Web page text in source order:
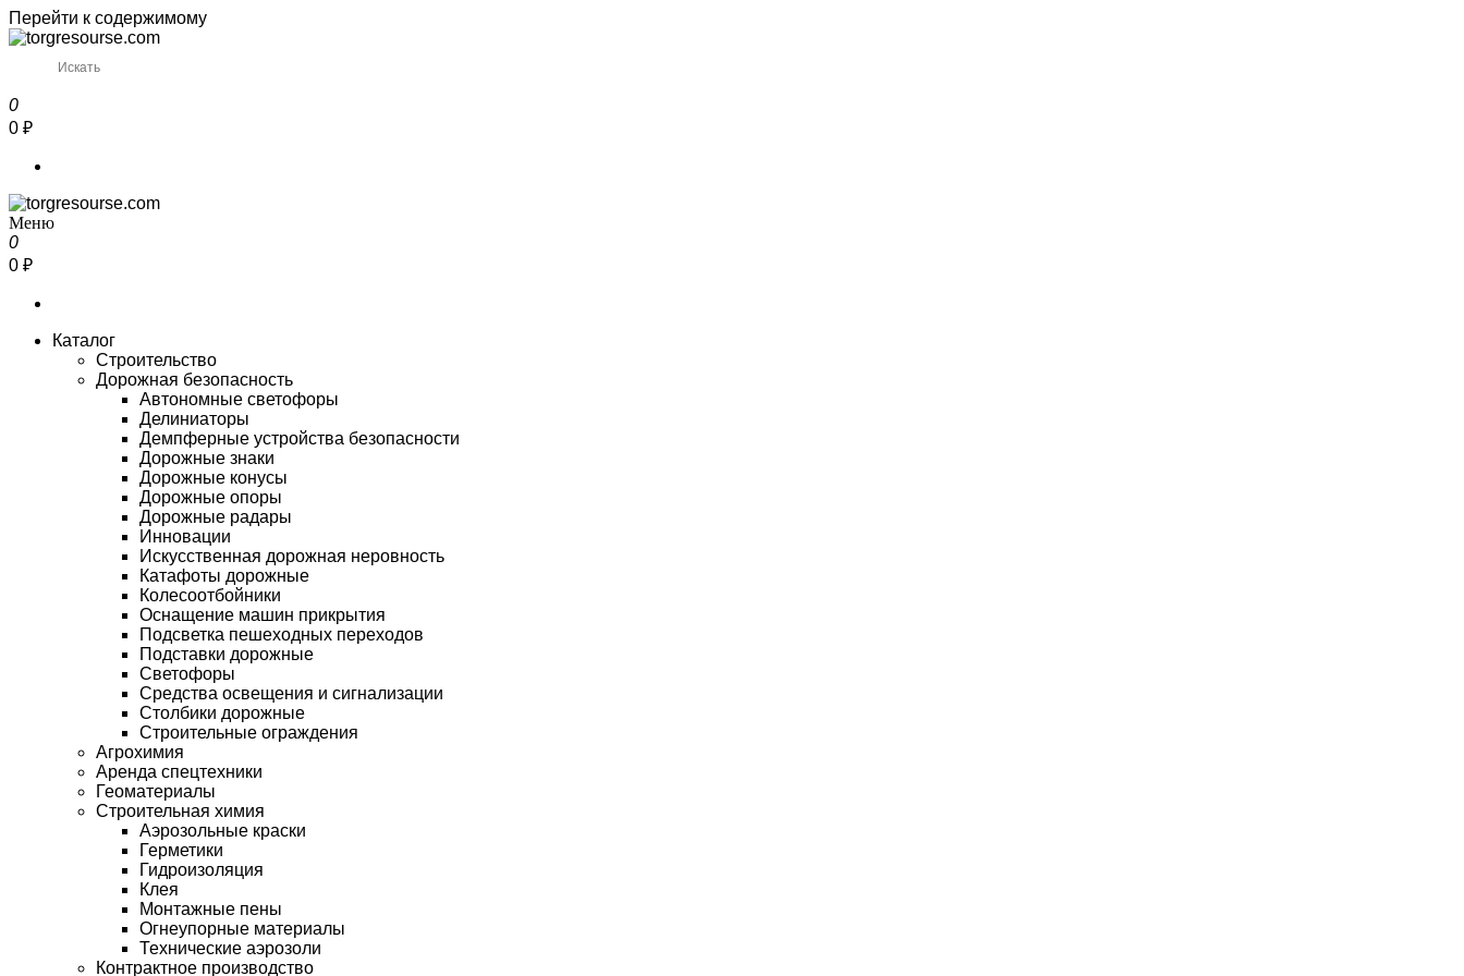
Перейти к содержимому
Torgresourse
Промышленный маркетплейс
0
0 ₽
Torgresourse
Промышленный маркетплейс
Меню
0
0 ₽
Каталог
Строительство
Дорожная безопасность
Автономные светофоры
Делиниаторы
Демпферные устройства безопасности
Дорожные знаки
Дорожные конусы
Дорожные опоры
Дорожные радары
Инновации
Искусственная дорожная неровность
Катафоты дорожные
Колесоотбойники
Оснащение машин прикрытия
Подсветка пешеходных переходов
Подставки дорожные
Светофоры
Средства освещения и сигнализации
Столбики дорожные
Строительные ограждения
Агрохимия
Аренда спецтехники
Геоматериалы
Строительная химия
Аэрозольные краски
Герметики
Гидроизоляция
Клея
Монтажные пены
Огнеупорные материалы
Технические аэрозоли
Контрактное производство